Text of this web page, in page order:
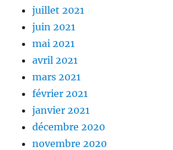
juillet 2021
juin 2021
mai 2021
avril 2021
mars 2021
février 2021
janvier 2021
décembre 2020
novembre 2020